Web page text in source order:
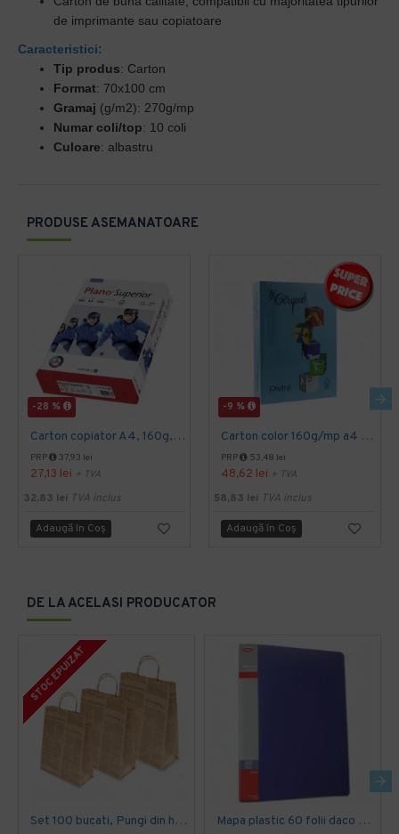
PRODUSE ASEMANATOARE
-28 %
Carton copiator A4, 160g, alb, Plano Superior, 250coli/top
PRP 37,93 lei
27,13 lei + TVA
32,83 lei TVA inclus
Adaugă în Coş
-9 %
Carton color 160g/mp a4 albastru inchis Favini-204
PRP 53,48 lei
48,62 lei + TVA
58,83 lei TVA inclus
Adaugă în Coş
DE LA ACELASI PRODUCATOR
STOC EPUIZAT
Set 100 bucati, Pungi din hartie de ziar, cu maner sfoara, 25x10x30 cm Mapa plastic 60 folii daco mp460a
de imprimante sau copiatoare
Caracteristici:
Tip produs: Carton
Format: 70x100 cm
Gramaj (g/m2): 270g/mp
Numar coli/top: 10 coli
Culoare: albastru